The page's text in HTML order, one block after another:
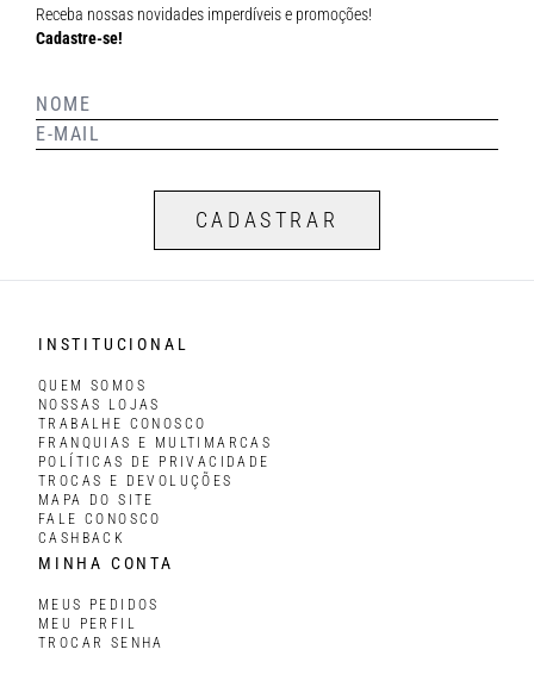
Receba nossas novidades imperdíveis e promoções!
Cadastre-se!
CADASTRAR
INSTITUCIONAL
QUEM SOMOS
NOSSAS LOJAS
TRABALHE CONOSCO
FRANQUIAS E MULTIMARCAS
POLÍTICAS DE PRIVACIDADE
TROCAS E DEVOLUÇÕES
MAPA DO SITE
FALE CONOSCO
CASHBACK
MINHA CONTA
MEUS PEDIDOS
MEU PERFIL
TROCAR SENHA